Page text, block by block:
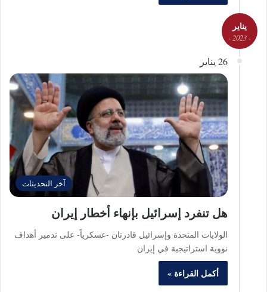
يناير
- 2023 -
26 يناير
آخر التحديثات
هل تنفرد إسرائيل بإنهاء أخطار إيران
الولايات المتحدة وإسرائيل قادرتان -عسكرياً- على تدمير أهداف
نووية استراتيجية في إيران
أكمل القراءة »